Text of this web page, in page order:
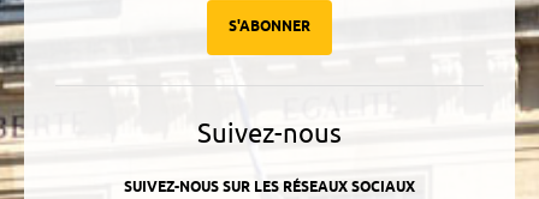
S'ABONNER
Suivez-nous
SUIVEZ-NOUS SUR LES RÉSEAUX SOCIAUX